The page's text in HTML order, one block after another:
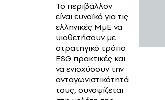
Το περιβάλλον
είναι ευνοϊκό για τις
ελληνικές ΜμΕ να
υιοθετήσουν με
στρατηγικό τρόπο
ESG πρακτικές και
να ενισχύσουν την
ανταγωνιστικότητά
τους, συνοψίζεται